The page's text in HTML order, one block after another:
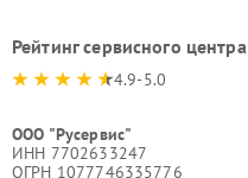
Рейтинг сервисного центра
4.9-5.0
ООО "Русервис"
ИНН 7702633247
ОГРН 1077746335776